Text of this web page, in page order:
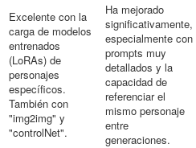
Excelente con la
carga de modelos
entrenados
(LoRAs) de
personajes
específicos.
También con
"img2img" y
"controlNet".
Ha mejorado
significativamente,
especialmente con
prompts muy
detallados y la
capacidad de
referenciar el
mismo personaje
entre
generaciones.